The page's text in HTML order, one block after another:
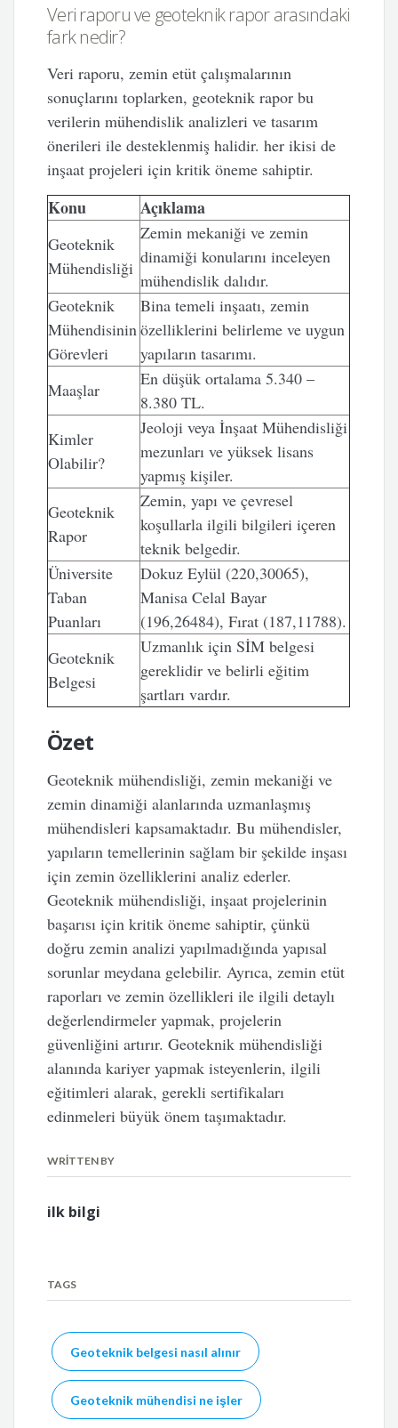
Veri raporu ve geoteknik rapor arasındaki
fark nedir?
Veri raporu, zemin etüt çalışmalarının
sonuçlarını toplarken, geoteknik rapor bu
verilerin mühendislik analizleri ve tasarım
önerileri ile desteklenmiş halidir. her ikisi de
inşaat projeleri için kritik öneme sahiptir.
Konu Açıklama
Geoteknik
Mühendisliği
Zemin mekaniği ve zemin
dinamiği konularını inceleyen
mühendislik dalıdır.
Geoteknik
Mühendisinin
Görevleri
Bina temeli inşaatı, zemin
özelliklerini belirleme ve uygun
yapıların tasarımı.
Maaşlar
En düşük ortalama 5.340 –
8.380 TL.
Kimler
Olabilir?
Jeoloji veya İnşaat Mühendisliği
mezunları ve yüksek lisans
yapmış kişiler.
Geoteknik
Rapor
Zemin, yapı ve çevresel
koşullarla ilgili bilgileri içeren
teknik belgedir.
Üniversite
Taban
Puanları
Dokuz Eylül (220,30065),
Manisa Celal Bayar
(196,26484), Fırat (187,11788).
Geoteknik
Belgesi
Uzmanlık için SİM belgesi
gereklidir ve belirli eğitim
şartları vardır.
Özet
Geoteknik mühendisliği, zemin mekaniği ve
zemin dinamiği alanlarında uzmanlaşmış
mühendisleri kapsamaktadır. Bu mühendisler,
yapıların temellerinin sağlam bir şekilde inşası
için zemin özelliklerini analiz ederler.
Geoteknik mühendisliği, inşaat projelerinin
başarısı için kritik öneme sahiptir, çünkü
doğru zemin analizi yapılmadığında yapısal
sorunlar meydana gelebilir. Ayrıca, zemin etüt
raporları ve zemin özellikleri ile ilgili detaylı
değerlendirmeler yapmak, projelerin
güvenliğini artırır. Geoteknik mühendisliği
alanında kariyer yapmak isteyenlerin, ilgili
eğitimleri alarak, gerekli sertifikaları
edinmeleri büyük önem taşımaktadır.
WRITTEN BY
ilk bilgi
TAGS
Geoteknik belgesi nasıl alınır
Geoteknik mühendisi ne işler